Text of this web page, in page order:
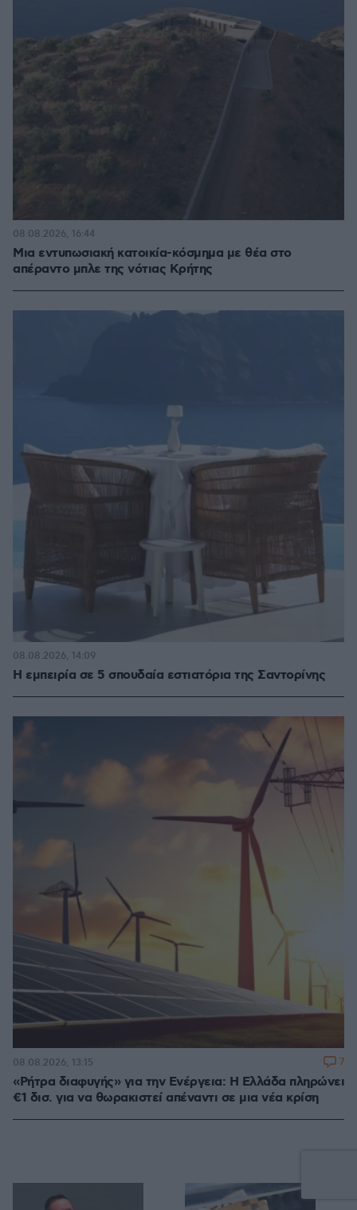
Μια εντυπωσιακή κατοικία-κόσμημα με θέα στο
απέραντο μπλε της νότιας Κρήτης
08.08.2026, 16:44
Η εμπειρία σε 5 σπουδαία εστιατόρια της Σαντορίνης
08.08.2026, 14:09
«Ρήτρα διαφυγής» για την Ενέργεια: Η Ελλάδα πληρώνει
€1 δισ. για να θωρακιστεί απέναντι σε μια νέα κρίση
08.08.2026, 13:15 7